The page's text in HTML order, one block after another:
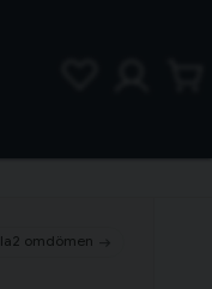
2 omdömen